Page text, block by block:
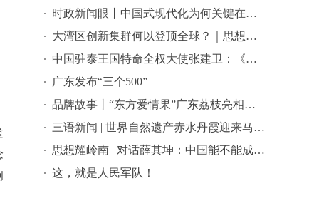
时政新闻眼丨中国式现代化为何关键在科技现代化？总书记作出战略指引
大湾区创新集群何以登顶全球？｜思想耀岭南
中国驻泰王国特命全权大使张建卫：《给阿嬷的情书》是讲好中国故事的好抓手
广东发布“三个500”
品牌故事丨“东方爱情果”广东荔枝亮相全球农遗遴选答辩会
三语新闻 | 世界自然遗产赤水丹霞迎来马来西亚代表团 ——海外嘉宾点赞世界自然遗产赤水丹霞：这里值得让更多国际游客看见
思想耀岭南 | 对话薛其坤：中国能不能成为世界科学中心？
这，就是人民军队！